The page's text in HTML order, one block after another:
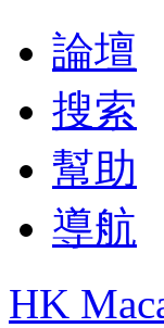
論壇
搜索
幫助
導航
HK